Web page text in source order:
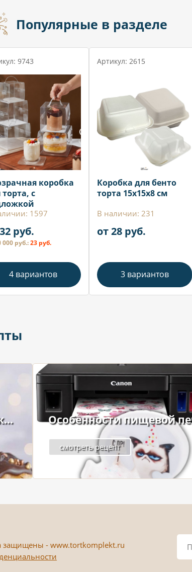
Популярные в разделе
9743
коробка
с
1597
руб.
000 руб.:23 руб.
4 вариантов
Артикул: 2615
Коробка для бенто
торта 15х15х8 см
В наличии: 231
от 28 руб.
3 вариантов
Особенности пищевой
смотреть рецепт
защищены - www.tortkomplekt.ru